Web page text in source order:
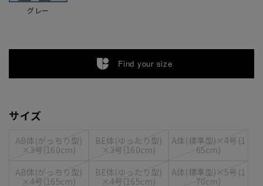
グレー
Find your size
サイズ
AB体(がっちり型)
×3号(160cm)
BE体(ゆったり型)
×3号(160cm)
A体(標準型)×4号(1
65cm)
AB体(がっちり型)
×4号(165cm)
BE体(ゆったり型)
×4号(165cm)
A体(標準型)×5号(1
70cm)